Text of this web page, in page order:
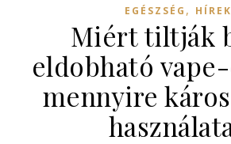
EGÉSZSÉG , HÍREK
Miért tiltják
eldobható
mennyire